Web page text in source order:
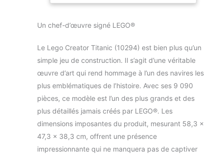
appropriée : 13 cm,
appropriée : 14 cm,
appropriée : 15 cm.
Application : idéal
pour le cosplay,
Halloween, Noël,
Mardi Gras, la
production sur
scène, les journées
et les fêtes
costumées. Matière
: polyester, veste
avec lettres
Un chef-d’œuvre signé LEGO®
Le Lego Creator Titanic (10294) est bien plus qu’un
simple jeu de construction. Il s’agit d’une véritable
œuvre d’art qui rend hommage à l’un des navires les
plus emblématiques de l’histoire. Avec ses 9 090
pièces, ce modèle est l’un des plus grands et des
plus détaillés jamais créés par LEGO®. Les
dimensions imposantes du produit, mesurant 58,3 x
47,3 x 38,3 cm, offrent une présence
impressionnante qui ne manquera pas de captiver